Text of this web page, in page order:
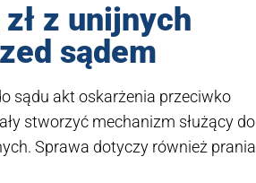
z unijnych
sądem
sądu akt oskarżenia przeciwko
stworzyć mechanizm służący do
Sprawa dotyczy również prania